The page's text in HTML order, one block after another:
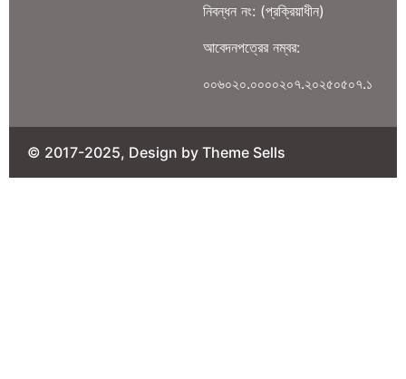
নিবন্ধন নং: (প্রক্রিয়াধীন)
আবেদনপত্রের নম্বর:
০০৬০২০.০০০০২০৭.২০২৫০৫০৭.১
© 2017-2025, Design by Theme Sells